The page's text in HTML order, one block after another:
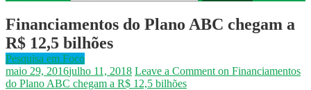
Financiamentos do Plano ABC chegam a
R$ 12,5 bilhões
Pesquisa em Foco
maio 29, 2016julho 11, 2018 Leave a Comment on Financiamentos
do Plano ABC chegam a R$ 12,5 bilhões